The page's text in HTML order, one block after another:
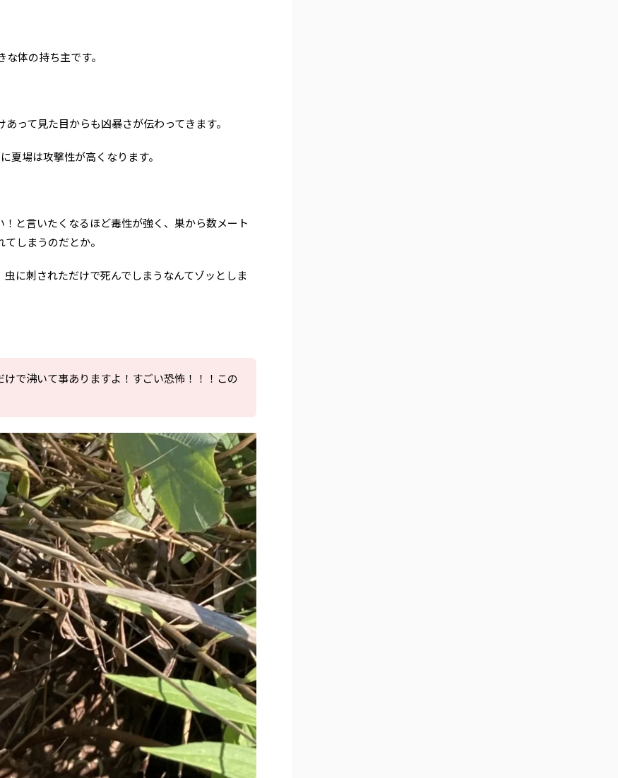
体の持ち主です。
って見た目からも凶暴さが伝わってきます。
夏場は攻撃性が高くなります。
と言いたくなるほど毒性が強く、巣から数メート
しまうのだとか。
に刺されただけで死んでしまうなんてゾッとしま
けで沸いて事ありますよ！すごい恐怖！！！この